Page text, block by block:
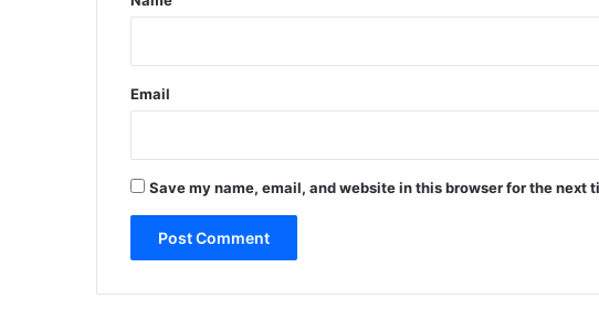
Email
Save my name, email, and website in this browser for the next